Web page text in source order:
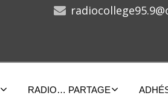
RADIO… PARTAGE